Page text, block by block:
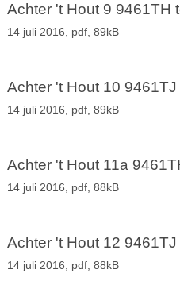
Achter 't Hout 9 9461TH
14 juli 2016, pdf, 89kB
Achter 't Hout 10 9461TJ
14 juli 2016, pdf, 89kB
Achter 't Hout 11a
14 juli 2016, pdf, 88kB
Achter 't Hout 12 9461TJ
14 juli 2016, pdf, 88kB